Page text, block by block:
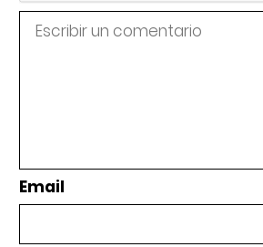
Email